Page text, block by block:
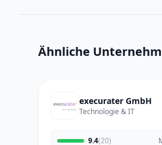
Ähnliche
execurater GmbH
Technologie & IT
9.4(20)